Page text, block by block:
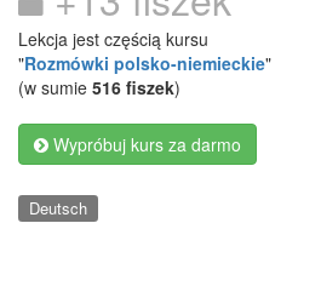
Lekcja jest częścią kursu
"Rozmówki polsko-niemieckie"
(w sumie 516 fiszek)
Wypróbuj kurs za darmo
Deutsch